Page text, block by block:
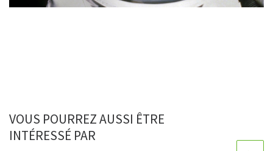
VOUS POURREZ AUSSI ÊTRE
INTÉRESSÉ PAR